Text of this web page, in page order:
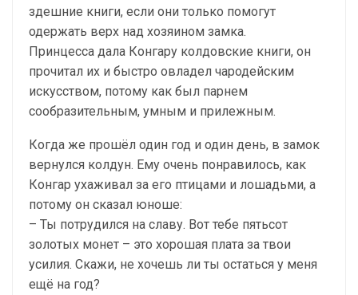
здешние книги, если они только помогут
одержать верх над хозяином замка.
Принцесса дала Конгару колдовские книги, он
прочитал их и быстро овладел чародейским
искусством, потому как был парнем
сообразительным, умным и прилежным.
Когда же прошёл один год и один день, в замок
вернулся колдун. Ему очень понравилось, как
Конгар ухаживал за его птицами и лошадьми, а
потому он сказал юноше:
– Ты потрудился на славу. Вот тебе пятьсот
золотых монет – это хорошая плата за твои
усилия. Скажи, не хочешь ли ты остаться у меня
ещё на год?